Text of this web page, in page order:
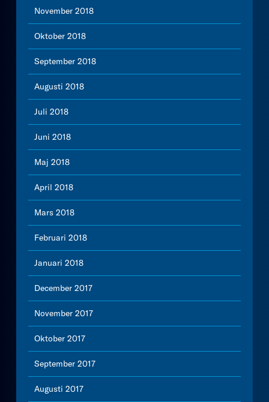
November 2018
Oktober 2018
September 2018
Augusti 2018
Juli 2018
Juni 2018
Maj 2018
April 2018
Mars 2018
Februari 2018
Januari 2018
December 2017
November 2017
Oktober 2017
September 2017
Augusti 2017